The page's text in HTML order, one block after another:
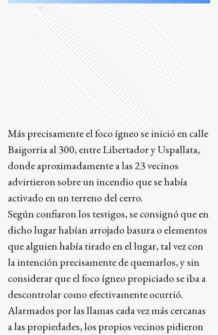
Ads
Más precisamente el foco ígneo se inició en calle
Baigorria al 300, entre Libertador y Uspallata,
donde aproximadamente a las 23 vecinos
advirtieron sobre un incendio que se había
activado en un terreno del cerro.
Según confiaron los testigos, se consignó que en
dicho lugar habían arrojado basura o elementos
que alguien había tirado en el lugar, tal vez con
la intención precisamente de quemarlos, y sin
considerar que el foco ígneo propiciado se iba a
descontrolar como efectivamente ocurrió.
Alarmados por las llamas cada vez más cercanas
a las propiedades, los propios vecinos pidieron